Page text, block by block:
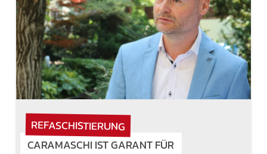
REFASCHISTIERUNG
CARAMASCHI IST GARANT FÜR